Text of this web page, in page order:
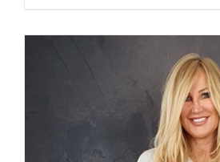
weist